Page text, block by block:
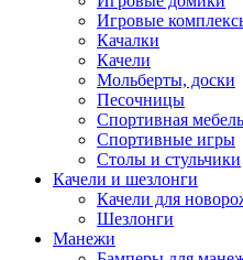
Игровые
Качалки
Качели
Мольберты, доски
Песочницы
Спортивная мебель
Спортивные игры
Столы и стульчики
Качели и шезлонги
Качели для
Шезлонги
Манежи